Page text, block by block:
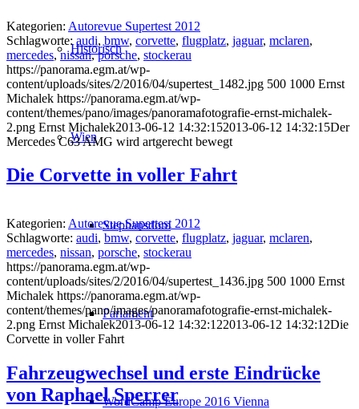
Historisch
Wien
Stephansdom
Parlament
WordCamp Europe 2016 Vienna
Kategorien: Autorevue Supertest 2012
Schlagworte: audi, bmw, corvette, flugplatz, jaguar, mclaren,
mercedes,nissan,porsche, stockerau
https://panorama.egm.at/wp-
content/uploads/sites/2/2016/04/supertest_1482.jpg 500 1000 Ernst
Michalek https://panorama.egm.at/wp-
content/themes/pano/images/panoramafotografie-ernst-michalek-
2.png Ernst Michalek2013-06-12 14:32:152013-06-12 14:32:15Der
Mercedes C63 AMG wird artgerecht bewegt
Die Corvette in voller Fahrt
Kategorien: Autorevue Supertest 2012
Schlagworte: audi, bmw, corvette, flugplatz, jaguar, mclaren,
mercedes, nissan, porsche, stockerau
https://panorama.egm.at/wp-
content/uploads/sites/2/2016/04/supertest_1436.jpg 500 1000 Ernst
Michalek https://panorama.egm.at/wp-
content/themes/pano/images/panoramafotografie-ernst-michalek-
2.png Ernst Michalek2013-06-12 14:32:122013-06-12 14:32:12Die
Corvette in voller Fahrt
Fahrzeugwechsel und erste Eindrücke
von Raphael Sperrer